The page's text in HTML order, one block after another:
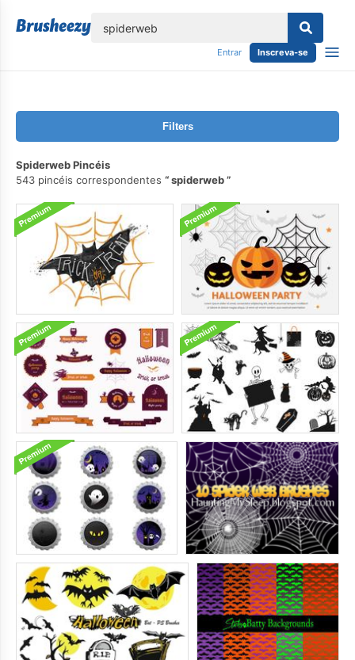
Entrar Inscreva-se
Filters
Spiderweb Pincéis
543 pincéis correspondentes
spiderweb